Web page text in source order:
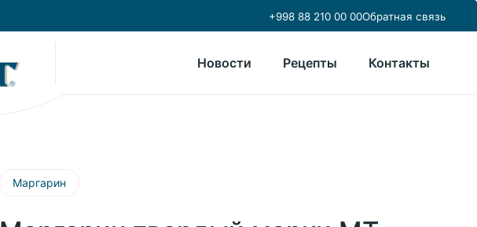
+998 88 210 00 00Обратная связь
Новости Рецепты Контакты
Маргарин